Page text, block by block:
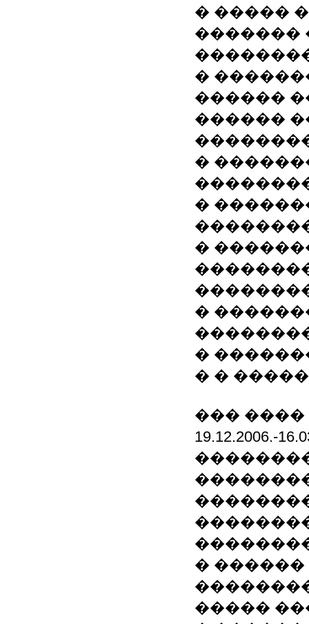
� �����
�������
�
������
������
�
�
�
�
�
� �
��� ����
� ������
�����